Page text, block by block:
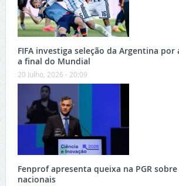
FIFA investiga seleção da Argentina por
a final do Mundial
20 Julho, 2026 - 20:09
Fenprof apresenta queixa na PGR
nacionais